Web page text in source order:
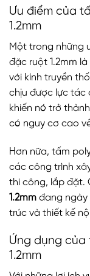
Ưu điểm của
1.2mm
Một trong những
đặc ruột 1.2mm
với kính truyền
chịu được lực tác
khiến nó trở
có nguy cơ cao
Hơn nữa, tấm
các công trình
thi công, lắp đặt.
1.2mm đang ngày
trúc và thiết kế
Ứng dụng
1.2mm